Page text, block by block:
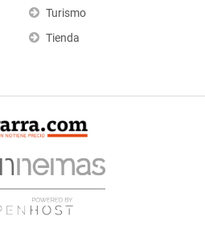
Turismo
Tienda